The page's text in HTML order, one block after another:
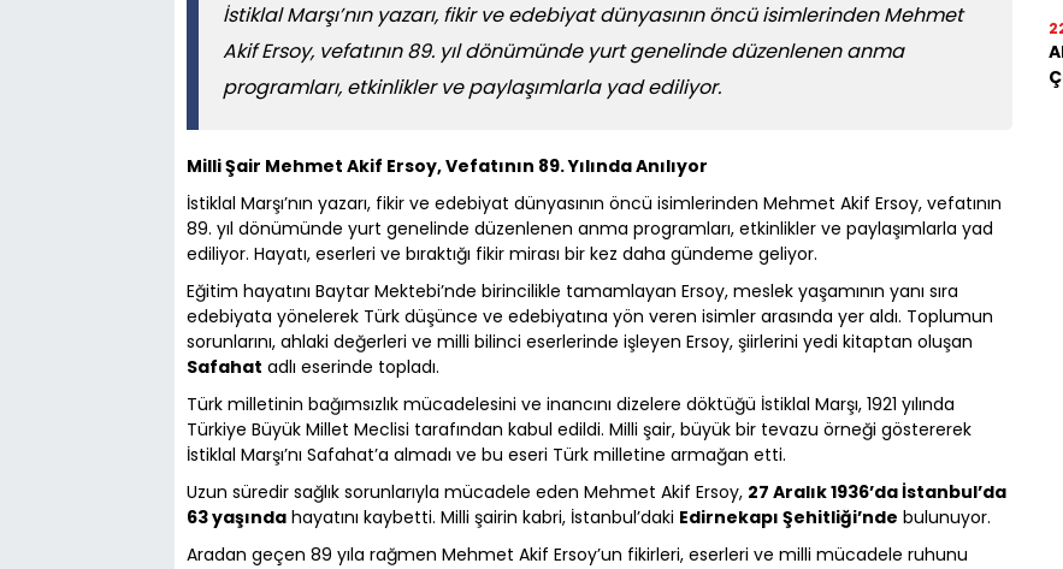
İstiklal Marşı’nın yazarı, fikir ve edebiyat dünyasının öncü isimlerinden Mehmet
Akif Ersoy, vefatının 89. yıl dönümünde yurt genelinde düzenlenen anma
programları, etkinlikler ve paylaşımlarla yad ediliyor.
Milli Şair Mehmet Akif Ersoy, Vefatının 89. Yılında Anılıyor
İstiklal Marşı’nın yazarı, fikir ve edebiyat dünyasının öncü isimlerinden Mehmet Akif Ersoy, vefatının
89. yıl dönümünde yurt genelinde düzenlenen anma programları, etkinlikler ve paylaşımlarla yad
ediliyor. Hayatı, eserleri ve bıraktığı fikir mirası bir kez daha gündeme geliyor.
Eğitim hayatını Baytar Mektebi’nde birincilikle tamamlayan Ersoy, meslek yaşamının yanı sıra
edebiyata yönelerek Türk düşünce ve edebiyatına yön veren isimler arasında yer aldı. Toplumun
sorunlarını, ahlaki değerleri ve milli bilinci eserlerinde işleyen Ersoy, şiirlerini yedi kitaptan oluşan
Safahat adlı eserinde topladı.
Türk milletinin bağımsızlık mücadelesini ve inancını dizelere döktüğü İstiklal Marşı, 1921 yılında
Türkiye Büyük Millet Meclisi tarafından kabul edildi. Milli şair, büyük bir tevazu örneği göstererek
İstiklal Marşı’nı Safahat’a almadı ve bu eseri Türk milletine armağan etti.
Uzun süredir sağlık sorunlarıyla mücadele eden Mehmet Akif Ersoy, 27 Aralık 1936’da İstanbul’da
63 yaşında hayatını kaybetti. Milli şairin kabri, İstanbul’daki Edirnekapı Şehitliği’nde bulunuyor.
Aradan geçen 89 yıla rağmen Mehmet Akif Ersoy’un fikirleri, eserleri ve milli mücadele ruhunu